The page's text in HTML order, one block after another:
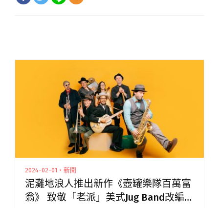
2024-02-01・新聞
泥灘地浪人推出新作《壺罐樂隊百萬富
翁》 致敬「老派」美式Jug Band改編